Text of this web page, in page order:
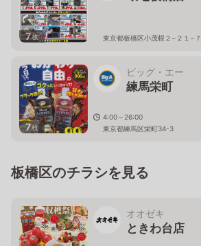
7枚 東京都板橋区小茂根２−２１−７
7枚
ビッグ・エー
練馬栄町
4:00～26:00
東京都練馬区栄町34-3
板橋区のチラシを見る
オオゼキ
ときわ台店